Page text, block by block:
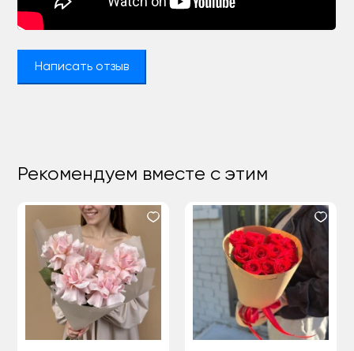
Написать отзыв
Рекомендуем вместе с этим